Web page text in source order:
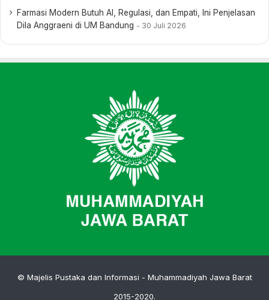
Farmasi Modern Butuh AI, Regulasi, dan Empati, Ini Penjelasan
Dila Anggraeni di UM Bandung
30 Juli 2026
© Majelis Pustaka dan Informasi - Muhammadiyah Jawa Barat
2015-2020.